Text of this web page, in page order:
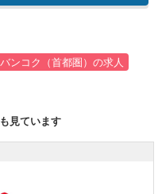
バンコク（首都圏）の求人
見ています